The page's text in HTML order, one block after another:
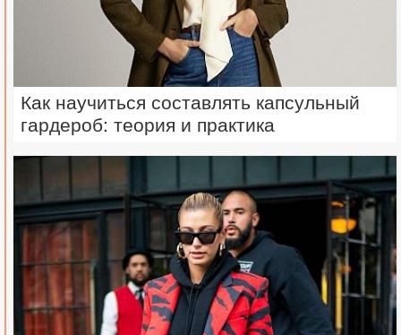
Как научиться составлять капсульный
гардероб: теория и практика